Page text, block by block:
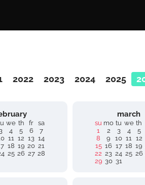
2022 2023 2024 2025
we th fr
sa
4 5 6
7
11 12 13 14
18 19 20 21
25 26 27 28
march
su mo tu we th
1
2 3 4 5
8
9 10 11 12
15 16 17 18 19
22 23 24 25 26
29 30 31